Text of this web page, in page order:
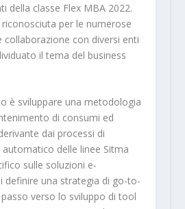
della classe Flex MBA 2022.
per le numerose
collaborazione con diversi enti
il tema del business
è sviluppare una metodologia
di consumi ed
dai processi di
delle linee Sitma
sulle soluzioni e-
definire una strategia di go-to-
verso lo sviluppo di tool